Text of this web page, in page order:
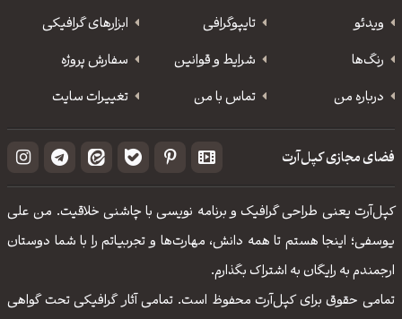
ویدئو
‌تایپوگرافی
ابزارهای گرافیکی
رنگ‌ها
شرایط و قوانین
سفارش پروژه
درباره من
تماس با من تغییرات سایت
فضای مجازی کپل‌آرت
کپل‌آرت یعنی طراحی گرافیک و برنامه نویسی با چاشنی خلاقیت. من علی
یوسفی؛ اینجا هستم تا همه دانش، مهارت‌‌ها و تجربیاتم را با شما دوستان
ارجمندم به رایگان به اشتراک بگذارم.
تمامی حقوق برای کپل‌آرت محفوظ است. تمامی آثار گرافیکی تحت گواهی